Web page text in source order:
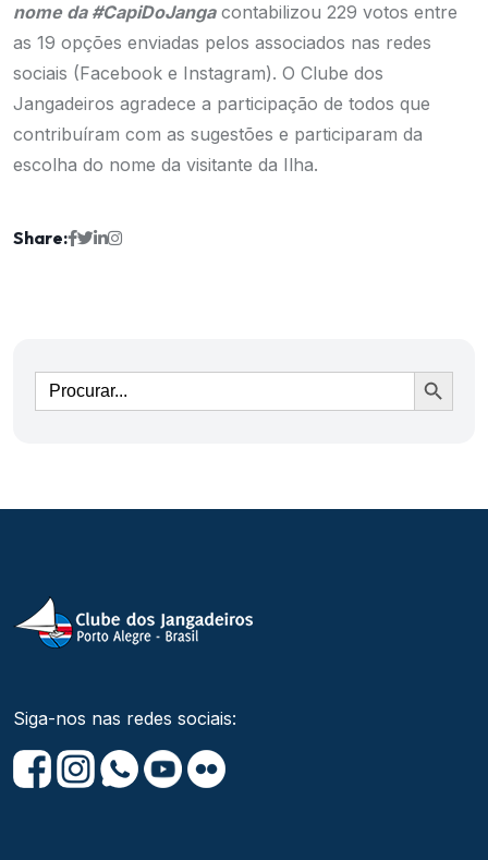
nome da #CapiDoJangacontabilizou 229 votos entre
as 19 opções enviadas pelos associados nas redes
sociais (Facebook e Instagram). O Clube dos
Jangadeiros agradece a participação de todos que
contribuíram com as sugestões e participaram da
escolha do nome da visitante da Ilha.
Share:
Ir
Siga-nos nas redes sociais: